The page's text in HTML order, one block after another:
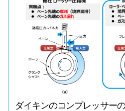
ダイキンのコンプレッサー